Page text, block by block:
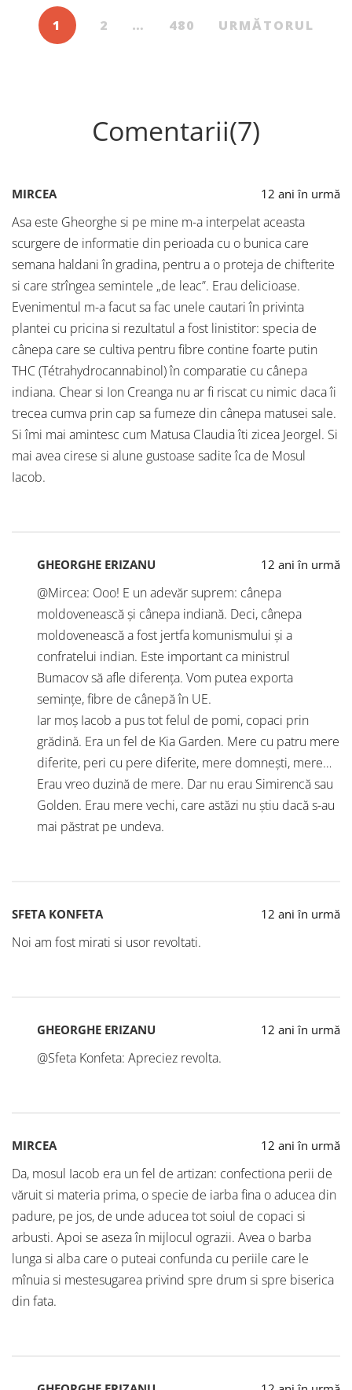
1 2 … 480 URMĂTORUL
Comentarii(7)
MIRCEA 12 ani în urmă
Asa este Gheorghe si pe mine m-a interpelat aceasta
scurgere de informatie din perioada cu o bunica care
semana haldani în gradina, pentru a o proteja de chifterite
si care strîngea semintele „de leac”. Erau delicioase.
Evenimentul m-a facut sa fac unele cautari în privinta
plantei cu pricina si rezultatul a fost linistitor: specia de
cânepa care se cultiva pentru fibre contine foarte putin
THC (Tétrahydrocannabinol) în comparatie cu cânepa
indiana. Chear si Ion Creanga nu ar fi riscat cu nimic daca îi
trecea cumva prin cap sa fumeze din cânepa matusei sale.
Si îmi mai amintesc cum Matusa Claudia îti zicea Jeorgel. Si
mai avea cirese si alune gustoase sadite îca de Mosul
Iacob.
GHEORGHE ERIZANU 12 ani în urmă
@Mircea: Ooo! E un adevăr suprem: cânepa
moldovenească și cânepa indiană. Deci, cânepa
moldovenească a fost jertfa komunismului și a
confratelui indian. Este important ca ministrul
Bumacov să afle diferența. Vom putea exporta
semințe, fibre de cânepă în UE.
Iar moș Iacob a pus tot felul de pomi, copaci prin
grădină. Era un fel de Kia Garden. Mere cu patru mere
diferite, peri cu pere diferite, mere domnești, mere…
Erau vreo duzină de mere. Dar nu erau Simirencă sau
Golden. Erau mere vechi, care astăzi nu știu dacă s-au
mai păstrat pe undeva.
SFETA KONFETA 12 ani în urmă
Noi am fost mirati si usor revoltati.
GHEORGHE ERIZANU 12 ani în urmă
@Sfeta Konfeta: Apreciez revolta.
MIRCEA 12 ani în urmă
Da, mosul Iacob era un fel de artizan: confectiona perii de
văruit si materia prima, o specie de iarba fina o aducea din
padure, pe jos, de unde aducea tot soiul de copaci si
arbusti. Apoi se aseza în mijlocul ograzii. Avea o barba
lunga si alba care o puteai confunda cu periile care le
mînuia si mestesugarea privind spre drum si spre biserica
din fata.